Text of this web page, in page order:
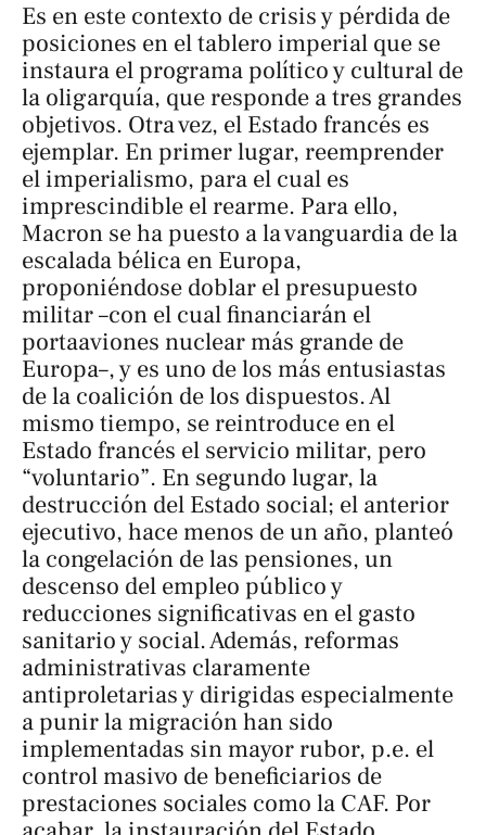
Es en este contexto de crisis y pérdida de
posiciones en el tablero imperial que se
instaura el programa político y cultural de
la oligarquía, que responde a tres grandes
objetivos. Otra vez, el Estado francés es
ejemplar. En primer lugar, reemprender
el imperialismo, para el cual es
imprescindible el rearme. Para ello,
Macron se ha puesto a la vanguardia de la
escalada bélica en Europa,
proponiéndose doblar el presupuesto
militar –con el cual financiarán el
portaaviones nuclear más grande de
Europa–, y es uno de los más entusiastas
de la coalición de los dispuestos. Al
mismo tiempo, se reintroduce en el
Estado francés el servicio militar, pero
“voluntario”. En segundo lugar, la
destrucción del Estado social; el anterior
ejecutivo, hace menos de un año, planteó
la congelación de las pensiones, un
descenso del empleo público y
reducciones significativas en el gasto
sanitario y social. Además, reformas
administrativas claramente
antiproletarias y dirigidas especialmente
a punir la migración han sido
implementadas sin mayor rubor, p.e. el
control masivo de beneficiarios de
prestaciones sociales como la CAF. Por